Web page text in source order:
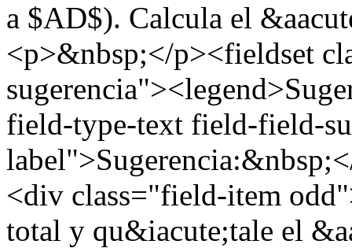
a $AD$). Calcula el
<p>&nbsp;</p><fieldset
field-type-text field-field-
<div class="field-item
total y qu&iacute;tale el